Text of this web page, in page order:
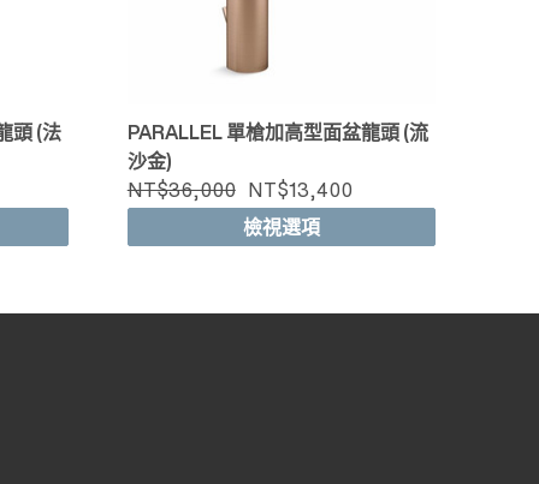
頭 (法
PARALLEL 單槍加高型面盆龍頭 (流
沙金)
NT$36,000 NT$13,400
檢視選項